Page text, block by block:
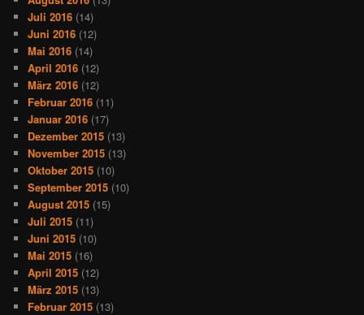
Juli 2016 (14)
Juni 2016 (12)
Mai 2016 (14)
April 2016 (12)
März 2016 (12)
Februar 2016 (11)
Januar 2016 (17)
Dezember 2015 (13)
November 2015 (13)
Oktober 2015 (10)
September 2015 (10)
August 2015 (15)
Juli 2015 (11)
Juni 2015 (10)
Mai 2015 (16)
April 2015 (12)
März 2015 (13)
Februar 2015 (13)